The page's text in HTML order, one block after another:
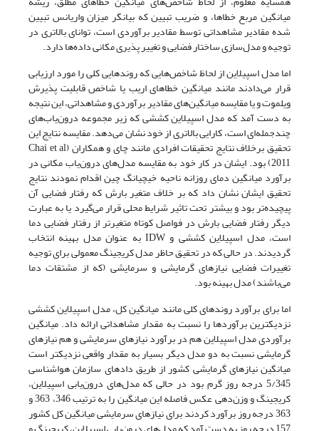
میانگین مربع خطاها، و ضریب تبیین که بیانگر میزان واریانس تبیین
شده مقادیر مشاهداتی توسط مقادیر برآوردی است، توانای بالاتری در
توجیه و مدل‌سازی ساختار فضایی و تغییر پذیری مکانی داده‌ها دارد.
اما مدل اسپیلاین از لحاظ شاخص‌هایی که روندهایی کلی را مورد ارزیابی
قرار می‌دادند مانند میانگین خطاهای اریب یا شاخص قابلیت پذیرش
ویلموت و یا مقایسه میانگین‌های مقادیر برآوردی و مشاهداتی، این نتیجه
به دست آمد که مدل اسپیلاین کششی که زیر مجموعه درون‌یاب‌های
چندجمله‌ای است، کارایی بالاتری از خود نشان می‌دهد. مقایسه نتایج این
تحقیق برخلاف نتایج تحقیقات افرادی مانند چای و همکاران (Chai et al
2011) بود. ایشان در کار خود به مقایسه مدل‌های درون‌یاب مکانی در
برآورد میانگین دمای روزانه ناحیه خیچیانگ چین اقدام نمودند نتایج
تحقیق ایشان نشان داد که بر خلاف متغیر بارش که رفتار فضایی آن
پیچیده‌تر بود و بیشتر تحت تاثیر شرایط محلی قرار می‌گیرد یا به عبارت
دیگر رفتار فضایی بارش در فواصل کوتاه متغیرتر از رفتار فضایی دما
است، مدل اسپیلاین کششی و IDW به عنوان مدل بهینه انتخاب
گردیدند. در حالی که در تحقیق حاظر مدل کریجینگ معمولی برای توجیه
تغییرات فضایی نیازهای گرمایشی و سرمایشی (که از مشتقات دما
می‌باشند) مدل بهینه بود.
اما برای برآورد روندهای کلی مانند میانگین کل، مدل اسپیلاین کششی
نزدیکترین برآوردها را نسبت به مقدار مشاهداتی ارائه داد. میانگین
برآوردی مدل اسپیلاین هم در برآورد نیازهای سرمایشی و هم نیازهای
گرمایشی نسبت به دو مدل دیگر بسیار به مقدار واقعی نزدیکتر است
میانگین نیازهای گرمایشی کشور از طریق دادهای سازمان هواشناسی
5/345 درجه روز گرم بود در حالی که مدل‌های درون‌یابی اسپیلاین،
کریجینگ و وزن‌دهی عکس فاصله این میانگین را به ترتیب 346، 363 و
363 درجه روز برآورد کردند برای نیازهای سرمایشی میانگین کل کشور